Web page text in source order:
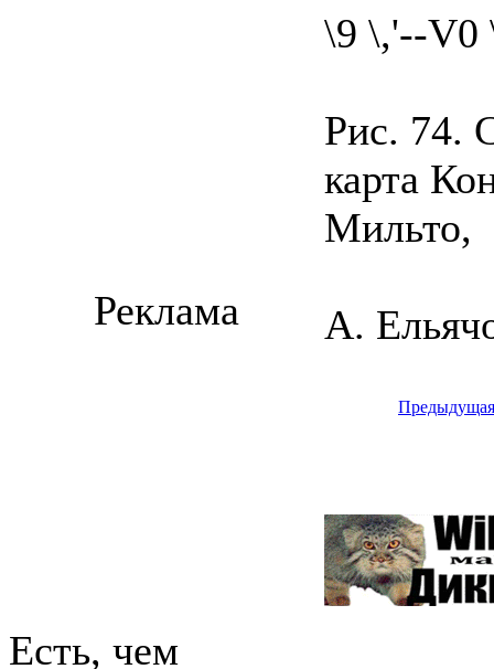
\9 \,'--V0
Рис. 74.
карта
Мильто,
А.
Предыдущая
Реклама
Есть, чем